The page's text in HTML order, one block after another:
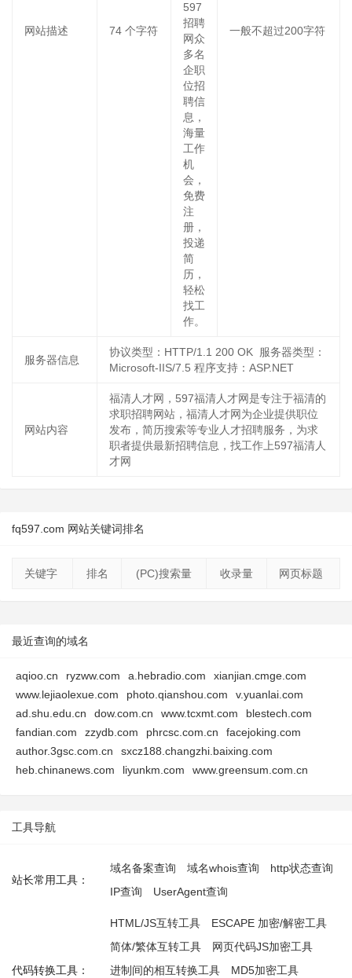
网站描述 74 个字符
597
招聘
网众
多名
企职
位招
聘信
息，
海量
工作
机
会，
免费
注
册，
投递
简
历，
轻松
找工
作。
一般不超过200字符
服务器信息
协议类型：HTTP/1.1 200 OK 服务器类型：
Microsoft-IIS/7.5 程序支持：ASP.NET
网站内容
福清人才网，597福清人才网是专注于福清的
求职招聘网站，福清人才网为企业提供职位
发布，简历搜索等专业人才招聘服务，为求
职者提供最新招聘信息，找工作上597福清人
才网
fq597.com 网站关键词排名
关键字 排名 (PC)搜索量 收录量 网页标题
最近查询的域名
aqioo.cn ryzww.com a.hebradio.com
xianjian.cmge.com
www.lejiaolexue.com
photo.qianshou.com
v.yuanlai.com
ad.shu.edu.cn
dow.com.cn www.tcxmt.com
blestech.com
fandian.com
zzydb.com phrcsc.com.cn
facejoking.com
author.3gsc.com.cn
sxcz188.changzhi.baixing.com
heb.chinanews.com
liyunkm.com www.greensum.com.cn
工具导航
站长常用工具：
域名备案查询 域名whois查询
http状态查询
IP查询
UserAgent查询
代码转换工具：
HTML/JS互转工具
ESCAPE 加密/解密工具
简体/繁体互转工具
网页代码JS加密工具
进制间的相互转换工具
MD5加密工具